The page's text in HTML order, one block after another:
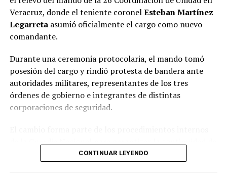
Veracruz, donde el teniente coronelEsteban Martínez
Legarretaasumió oficialmente el cargo como nuevo
comandante.
Durante una ceremonia protocolaria, el mando tomó
posesión del cargo y rindió protesta de bandera ante
autoridades militares, representantes de los tres
órdenes de gobierno e integrantes de distintas
corporaciones de seguridad.
las operaciones y fortalecer la coordinación
CONTINUAR LEYENDO